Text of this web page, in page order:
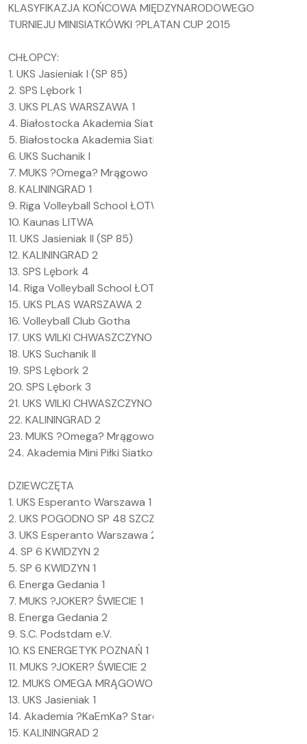
KLASYFIKAZJA KOŃCOWA MIĘDZYNARODOWEGO
TURNIEJU MINISIATKÓWKI ?PLATAN CUP 2015
CHŁOPCY:
1. UKS Jasieniak I (SP 85)
2. SPS Lębork 1
3. UKS PLAS WARSZAWA 1
4. Białostocka Akademia Siatkówki II
5. Białostocka Akademia Siatkówki I
6. UKS Suchanik I
7. MUKS ?Omega? Mrągowo
8. KALININGRAD 1
9. Riga Volleyball School ŁOTWA 1
10. Kaunas LITWA
11. UKS Jasieniak II (SP 85)
12. KALININGRAD 2
13. SPS Lębork 4
14. Riga Volleyball School ŁOTWA 2
15. UKS PLAS WARSZAWA 2
16. Volleyball Club Gotha
17. UKS WILKI CHWASZCZYNO 1
18. UKS Suchanik II
19. SPS Lębork 2
20. SPS Lębork 3
21. UKS WILKI CHWASZCZYNO 2
22. KALININGRAD 2
23. MUKS ?Omega? Mrągowo 2
24. Akademia Mini Piłki Siatkowej Kołobrzeg.
DZIEWCZĘTA
1. UKS Esperanto Warszawa 1
2. UKS POGODNO SP 48 SZCZECIN
3. UKS Esperanto Warszawa 2
4. SP 6 KWIDZYN 2
5. SP 6 KWIDZYN 1
6. Energa Gedania 1
7. MUKS ?JOKER? ŚWIECIE 1
8. Energa Gedania 2
9. S.C. Podstdam e.V.
10. KS ENERGETYK POZNAŃ 1
11. MUKS ?JOKER? ŚWIECIE 2
12. MUKS OMEGA MRĄGOWO 1
13. UKS Jasieniak 1
14. Akademia ?KaEmKa? Starogard Gdański 1
15. KALININGRAD 2